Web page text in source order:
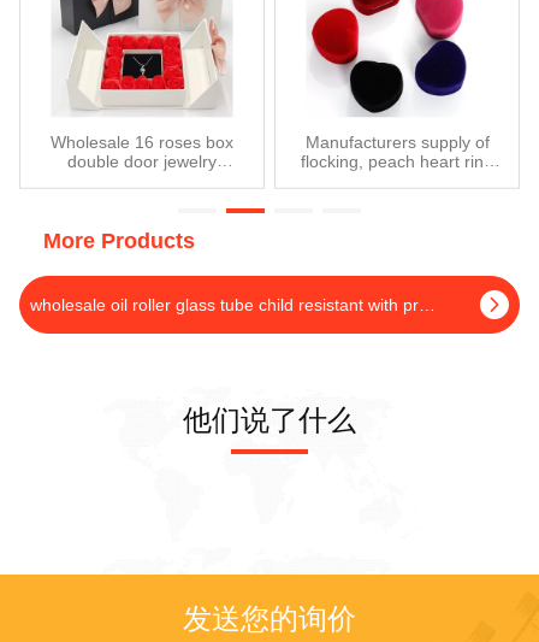
Wholesale 16 roses box
double door jewelry
Manufacturers supply of
flocking, peach heart ring
More Products
他们说了什么
发送您的询价